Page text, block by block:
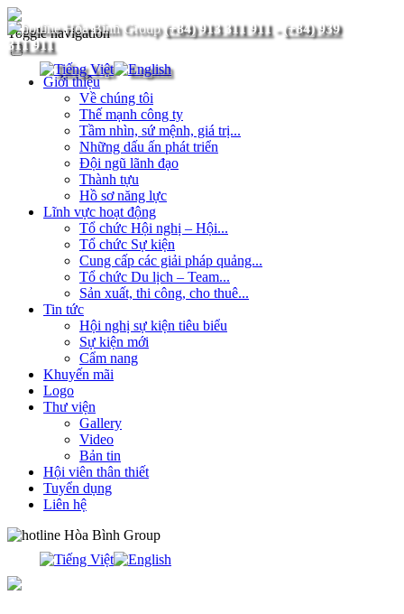
(+84) 913 311 911- (+84) 939
311 911
Toggle navigation
Giới thiệu
Về chúng tôi
Thế mạnh công ty
Tầm nhìn, sứ mệnh, giá trị...
Những dấu ấn phát triển
Đội ngũ lãnh đạo
Thành tựu
Hồ sơ năng lực
Lĩnh vực hoạt động
Tổ chức Hội nghị – Hội...
Tổ chức Sự kiện
Cung cấp các giải pháp quảng...
Tổ chức Du lịch – Team...
Sản xuất, thi công, cho thuê...
Tin tức
Hội nghị sự kiện tiêu biểu
Sự kiện mới
Cẩm nang
Khuyến mãi
Logo
Thư viện
Gallery
Video
Bản tin
Hội viên thân thiết
Tuyển dụng
Liên hệ